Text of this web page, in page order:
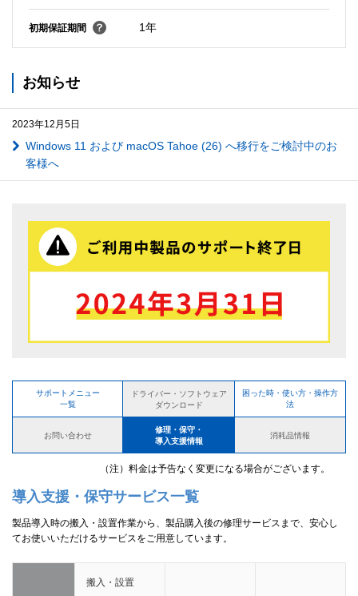
初期保証期間 1年
お知らせ
2023年12月5日
Windows 11 および macOS Tahoe (26) へ移行をご検討中のお
客様へ
サポートメニュー
一覧
ドライバー・ソフトウェア
ダウンロード
困った時・使い方・操作方
法
お問い合わせ
修理・保守・
導入支援情報
消耗品情報
（注）料金は予告なく変更になる場合がございます。
導入支援・保守サービス一覧
製品導入時の搬入・設置作業から、製品購入後の修理サービスまで、安心し
てお使いいただけるサービスをご用意しています。
搬入・設置